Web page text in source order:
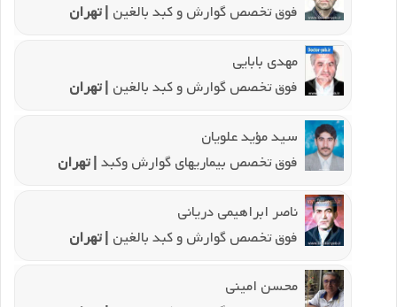
فوق تخصص گوارش و کبد بالغین | تهران
مهدی بابایی
فوق تخصص گوارش و کبد بالغین | تهران
سید مؤید علویان
فوق تخصص بیماریهای گوارش وکبد| تهران
ناصر ابراهیمی دریانی
فوق تخصص گوارش و کبد بالغین | تهران
محسن امینی